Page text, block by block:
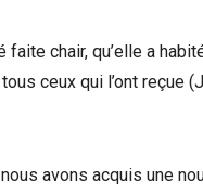
chair, qu’elle a
ceux qui l’ont reçue
avons acquis une